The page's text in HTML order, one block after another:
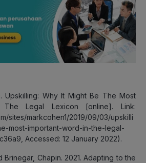
Upskilling: Why It Might Be The Most
The Legal Lexicon [online]. Link:
sites/markcohen1/2019/09/03/upskilli
most-important-word-in-the-legal-
Accessed: 12 January 2022).
Brinegar, Chapin. 2021. Adapting to the